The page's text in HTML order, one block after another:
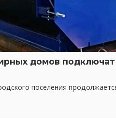
домов подключат
поселения